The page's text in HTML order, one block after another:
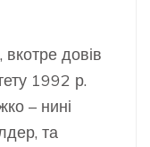
довів
1992 р.
– нині
та